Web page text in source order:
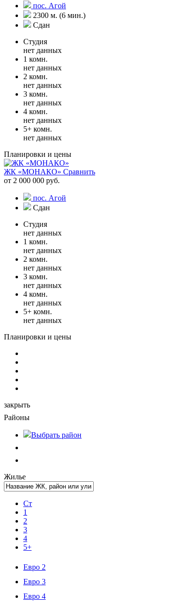
пос. Агой
2300 м. (6 мин.)
Сдан
Студия
нет данных
1 комн.
нет данных
2 комн.
нет данных
3 комн.
нет данных
4 комн.
нет данных
5+ комн.
нет данных
Планировки и цены
ЖК «МОНАКО» Сравнить
от 2 000 000 руб.
пос. Агой
Сдан
Студия
нет данных
1 комн.
нет данных
2 комн.
нет данных
3 комн.
нет данных
4 комн.
нет данных
5+ комн.
нет данных
Планировки и цены
закрыть
Районы
Выбрать район
Жилье
Ст
1
2
3
4
5+
Евро 2
Евро 3
Евро 4